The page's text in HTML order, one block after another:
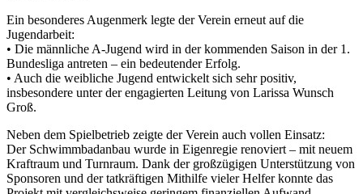
Ein besonderes Augenmerk legte der Verein erneut auf die
Jugendarbeit:
• Die männliche A-Jugend wird in der kommenden Saison in der 1.
Bundesliga antreten – ein bedeutender Erfolg.
• Auch die weibliche Jugend entwickelt sich sehr positiv,
insbesondere unter der engagierten Leitung von Larissa Wunsch
Groß.
Neben dem Spielbetrieb zeigte der Verein auch vollen Einsatz:
Der Schwimmbadanbau wurde in Eigenregie renoviert – mit neuem
Kraftraum und Turnraum. Dank der großzügigen Unterstützung von
Sponsoren und der tatkräftigen Mithilfe vieler Helfer konnte das